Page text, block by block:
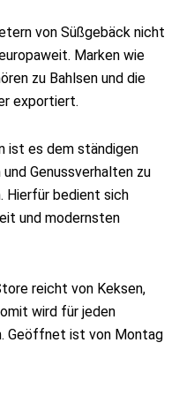
von Süßgebäck nicht
Marken wie
zu Bahlsen und die
exportiert.
ist es dem ständigen
Genussverhalten zu
Hierfür bedient sich
und modernsten
reicht von Keksen,
wird für jeden
Geöffnet ist von Montag